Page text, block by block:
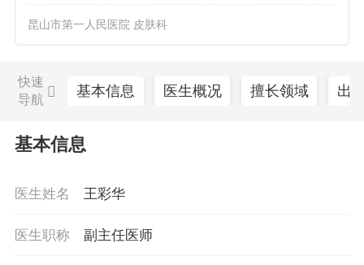
昆山市第一人民医院 皮肤科
快速
导航
基本信息 医生概况 擅长领域 出
基本信息
医生姓名 王彩华
医生职称 副主任医师